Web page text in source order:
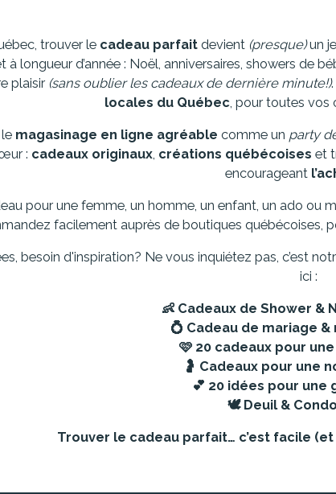
trouver le cadeau parfaitdevient (presque)un
à longueur d’année : Noël, anniversaires, showers de
plaisir (sans oublier les cadeaux de dernière minute!)
locales du Québec, pour toutes vos
magasinage en ligne agréable comme un party
: cadeaux originaux, créations québécoises et
encourageant
pour une femme, un homme, un enfant, un ado ou
facilement auprès de boutiques québécoises,
besoin d'inspiration? Ne vous inquiétez pas, c’est
ici :
👶 Cadeaux de Shower &
💍 Cadeau de mariage &
🩷 20 cadeaux pour
🤰 Cadeaux pour une
💕 20 idées pour une
🕊️ Deuil &
Trouver le cadeau parfait… c’est facile (et